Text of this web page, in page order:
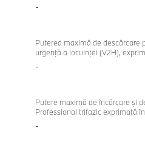
-
Puterea maximă de descărcare
urgenţă a locuinţei (V2H),
-
Putere maximă de încărcare şi
Professional trifazic exprimată
-